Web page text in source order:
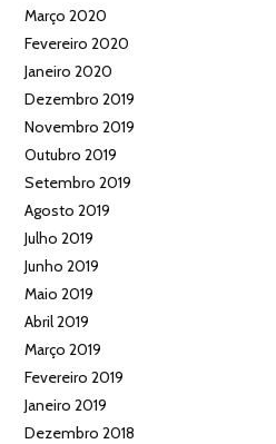
Março 2020
Fevereiro 2020
Janeiro 2020
Dezembro 2019
Novembro 2019
Outubro 2019
Setembro 2019
Agosto 2019
Julho 2019
Junho 2019
Maio 2019
Abril 2019
Março 2019
Fevereiro 2019
Janeiro 2019
Dezembro 2018